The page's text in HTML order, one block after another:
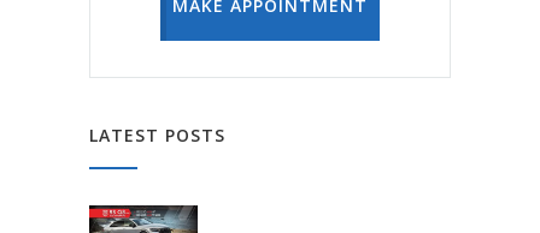
MAKE APPOINTMENT
LATEST POSTS